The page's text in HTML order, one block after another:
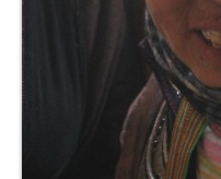
The Tour du
The Team
Contact
Blogs